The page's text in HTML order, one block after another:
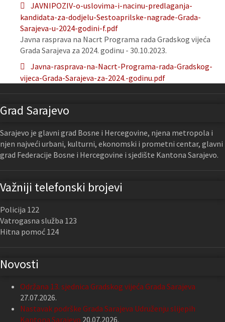
JAVNIPOZIV-o-uslovima-i-nacinu-predlaganja-
kandidata-za-dodjelu-Sestoaprilske-nagrade-Grada-
Sarajeva-u-2024-godini-f.pdf
Javna rasprava na Nacrt Programa rada Gradskog vijeća
Grada Sarajeva za 2024. godinu - 30.10.2023.
Javna-rasprava-na-Nacrt-Programa-rada-Gradskog-
vijeca-Grada-Sarajeva-za-2024.-godinu.pdf
Grad Sarajevo
Sarajevo je glavni grad Bosne i Hercegovine, njena metropola i
njen najveći urbani, kulturni, ekonomski i prometni centar, glavni
grad Federacije Bosne i Hercegovine i sjedište Kantona Sarajevo.
Važniji telefonski brojevi
Policija 122
Vatrogasna služba 123
Hitna pomoć 124
Novosti
Održana 13. sjednica Gradskog vijeća Grada Sarajeva
27.07.2026.
Nastavak podrške Grada Sarajeva Udruženju slijepih
Kantona Sarajevo 20.07.2026.